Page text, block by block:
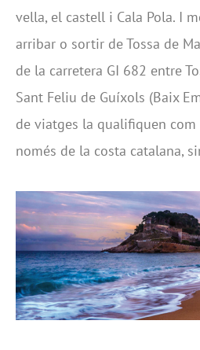
vella, el castell i Cala Pola. I
arribar o sortir de Tossa de
de la carretera GI 682 entre
Sant Feliu de Guíxols (Baix
de viatges la qualifiquen com
només de la costa catalana,